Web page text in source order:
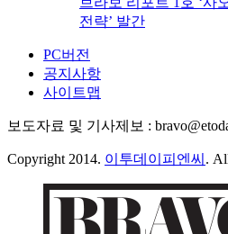
전략’ 발간
PC버전
공지사항
사이트맵
보도자료 및 기사제보 :
Copyright 2014. 이투데이피엔씨 .